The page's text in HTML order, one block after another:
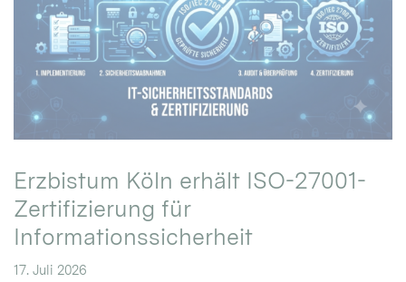
Erzbistum Köln erhält ISO-27001-
Zertifizierung für
Informationssicherheit
17. Juli 2026